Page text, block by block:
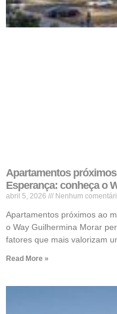
Apartamentos
Esperança: conheça o
abril 5, 2026 Nenhum
Apartamentos próximos ao
o Way Guilhermina Morar
fatores que mais valorizam
Read More »